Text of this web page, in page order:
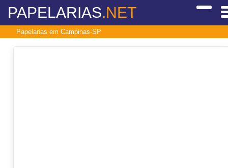
PAPELARIAS.NET
Papelarias em Campinas-SP